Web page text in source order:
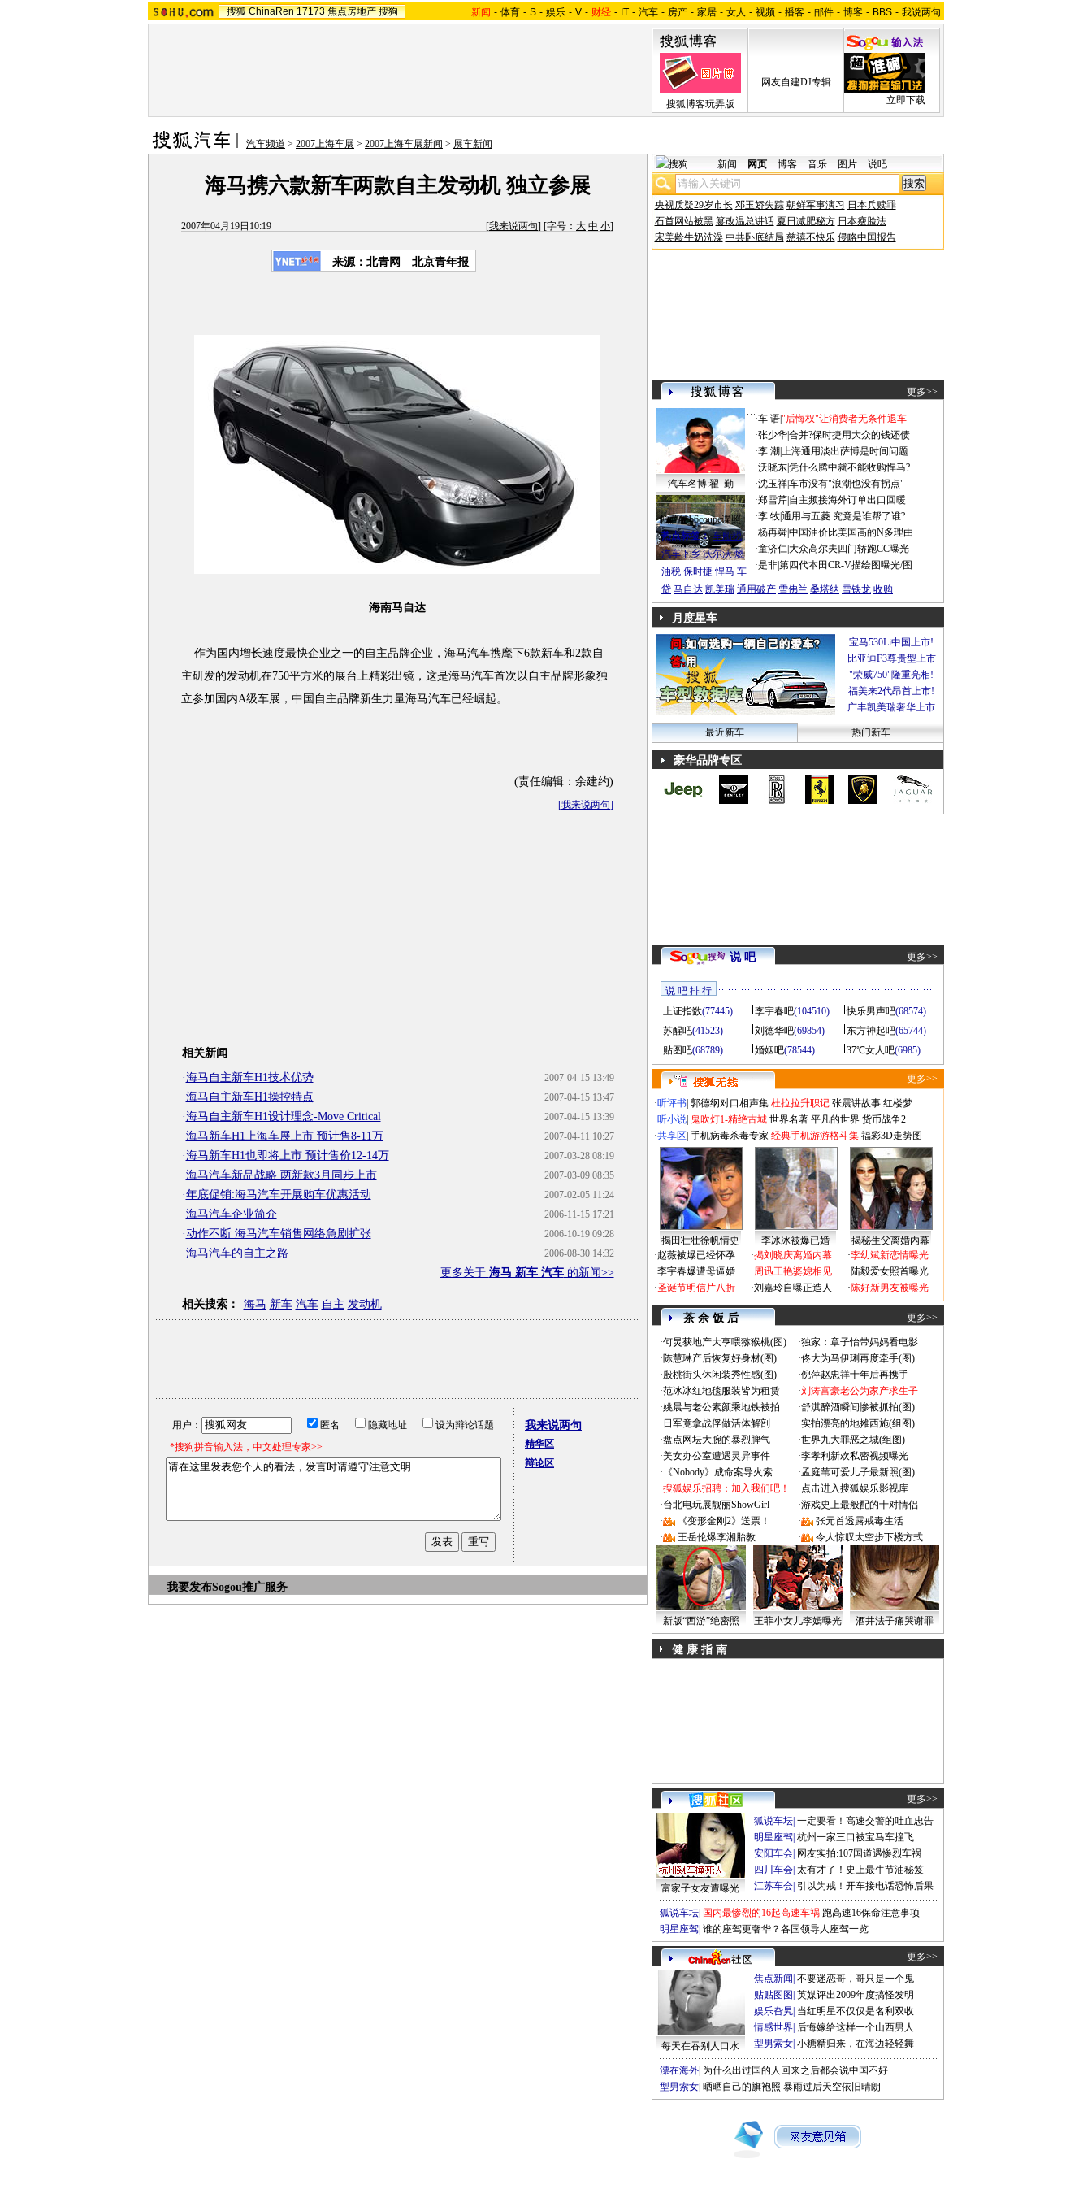
搜狐 ChinaRen 17173 焦点房地产 搜狗 新闻 - 体育 - S - 娱乐 - V - 财经 - IT - 汽车 - 房产 - 家居 - 女人 - 视频 - 播客 - 邮件 - 博客 - BBS - 我说两句
搜狐博客玩弄版
网友自建DJ专辑
立即下载
汽车频道 > 2007上海车展 > 2007上海车展新闻 > 展车新闻
海马携六款新车两款自主发动机 独立参展
2007年04月19日10:19 [我来说两句] [字号： 大 中 小]
来源：北青网—北京青年报
海南马自达
作为国内增长速度最快企业之一的自主品牌企业，海马汽车携麾下6款新车和2款自
主研发的发动机在750平方米的展台上精彩出镜，这是海马汽车首次以自主品牌形象独
立参加国内A级车展，中国自主品牌新生力量海马汽车已经崛起。
(责任编辑：余建约)
[我来说两句]
相关新闻
2007-04-15 13:49
·海马自主新车H1技术优势
2007-04-15 13:47
·海马自主新车H1操控特点
2007-04-15 13:39
·海马自主新车H1设计理念-Move Critical
2007-04-11 10:27
·海马新车H1上海车展上市 预计售8-11万
2007-03-28 08:19
·海马新车H1也即将上市 预计售价12-14万
2007-03-09 08:35
·海马汽车新品战略 两新款3月同步上市
2007-02-05 11:24
·年底促销:海马汽车开展购车优惠活动
2006-11-15 17:21
·海马汽车企业简介
2006-10-19 09:28
·动作不断 海马汽车销售网络急剧扩张
2006-08-30 14:32
·海马汽车的自主之路
更多关于 海马 新车 汽车的新闻>>
相关搜索： 海马 新车 汽车 自主 发动机
用户： 匿名 隐藏地址
设为辩论话题
*搜狗拼音输入法，中文处理专家>>
我来说两句
精华区
辩论区
我要发布Sogou推广服务
新闻 网页 博客 音乐 图片 说吧
央视质疑29岁市长 邓玉娇失踪 朝鲜军事演习 日本兵赎罪
石首网站被黑 篡改温总讲话 夏日减肥秘方 日本瘦脸法
宋美龄牛奶洗澡 中共卧底结局 慈禧不快乐 侵略中国报告
更多>>
汽车名博:翟 勤
帕萨特b6coupe谍照
·车 语|"后悔权"让消费者无条件退车
·张少华|合并?保时捷用大众的钱还债
·李 潮 上海通用淡出萨博是时间问题
·沃晓东|凭什么腾中就不能收购悍马?
·沈玉祥|车市没有"浪潮也没有拐点"
·郑雪芹| 自主频接海外订单出口回暖
·李 牧|通用与五菱 究竟是谁帮了谁?
·杨再舜|中国油价比美国高的N多理由
·童济仁|大众高尔夫四门轿跑CC曝光
·是非|第四代本田CR-V描绘图曝光/图
热点标签： 车船税
汽车下乡 沃尔沃 燃
油税 保时捷 悍马 车
贷 马自达 凯美瑞 通用破产 雪佛兰 桑塔纳 雪铁龙 收购
月度星车
宝马530Li中国上市!
比亚迪F3尊贵型上市
"荣威750"隆重亮相!
福美来2代昂首上市!
广丰凯美瑞奢华上市
最近新车 热门新车
豪华品牌专区
说 吧 更多>>
说 吧 排 行
上证指数(77445) 李宇春吧(104510) 快乐男声吧(68574)
苏醒吧(41523) 刘德华吧(69854) 东方神起吧(65744)
贴图吧(68789) 婚姻吧(78544) 37℃女人吧(6985)
更多>>
·听评书 郭德纲对口相声集 杜拉拉升职记 张震讲故事 红楼梦
·听小说 鬼吹灯1-精绝古城 世界名著 平凡的世界 货币战争2
·共享区 手机病毒杀毒专家 经典手机游游格斗集 福彩3D走势图
揭田壮壮徐帆情史 李冰冰被爆已婚
揭秘生父离婚内幕
·赵薇被爆已经怀孕
·李宇春爆遭母逼婚
·圣诞节明信片八折
·揭刘晓庆离婚内幕
·周迅王艳婆媳相见
·刘嘉玲自曝正造人
·李幼斌新恋情曝光
·陆毅爱女照首曝光
·陈好新男友被曝光
茶 余 饭 后 更多>>
·何炅获地产大亨喂猕猴桃(图) ·独家：章子怡带妈妈看电影
·陈慧琳产后恢复好身材(图) ·佟大为马伊琍再度牵手(图)
·殷桃街头休闲装秀性感(图) ·倪萍赵忠祥十年后再携手
·范冰冰红地毯服装皆为租赁 ·刘涛富豪老公为家产求生子
·姚晨与老公素颜乘地铁被拍 ·舒淇醉酒瞬间惨被抓拍(图)
· 日军竟拿战俘做活体解剖 ·实拍漂亮的地摊西施(组图)
·盘点网坛大腕的暴烈脾气 ·世界九大罪恶之城(组图)
·美女办公室遭遇灵异事件 ·李孝利新欢私密视频曝光
· 《Nobody》成命案导火索 ·孟庭苇可爱儿子最新照(图)
·搜狐娱乐招聘：加入我们吧！ ·点击进入搜狐娱乐影视库
·台北电玩展靓丽ShowGirl ·游戏史上最般配的十对情侣
·
《变形金刚2》送票！ ·
张元首透露戒毒生活
·
王岳伦爆李湘胎教 · 令人惊叹太空步下楼方式
新版“西游”绝密照 王菲小女儿李嫣曝光 酒井法子痛哭谢罪
健 康 指 南
更多>>
富家子女友遭曝光
狐说车坛 一定要看！高速交警的吐血忠告
明星座驾 杭州一家三口被宝马车撞飞
安阳车会 网友实拍:107国道遇惨烈车祸
四川车会 太有才了！史上最牛节油秘笈
江苏车会 引以为戒！开车接电话恐怖后果
狐说车坛 国内最惨烈的16起高速车祸 跑高速16保命注意事项
明星座驾 谁的座驾更奢华？各国领导人座驾一览
更多>>
每天在吞别人口水
焦点新闻 不要迷恋哥，哥只是一个鬼
贴贴图图 英媒评出2009年度搞怪发明
娱乐旮旯 当红明星不仅仅是名利双收
情感世界 后悔嫁给这样一个山西男人
型男索女 小糖精归来，在海边轻轻舞
漂在海外 为什么出过国的人回来之后都会说中国不好
型男索女 晒晒自己的旗袍照 暴雨过后天空依旧晴朗